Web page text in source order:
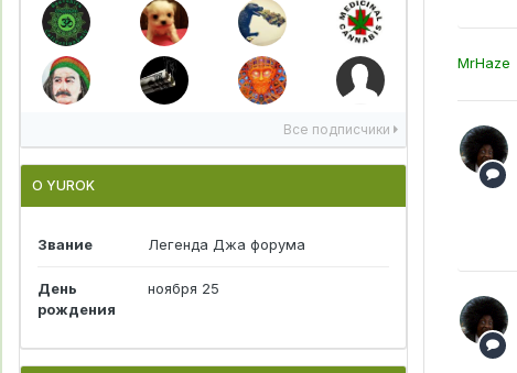
Все подписчики
О YUROK
Звание Легенда Джа форума
День
рождения
ноября 25
MrHaze